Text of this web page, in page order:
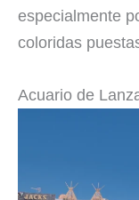
especialmente
coloridas
Acuario de